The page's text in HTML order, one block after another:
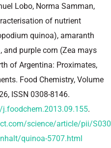
Lobo, Norma Samman,
of nutrient
quinoa), amaranth
and purple corn (Zea mays
of Argentina: Proximates,
Food Chemistry, Volume
ISSN 0308-8146.
.
science/article/pii/
quinoa-5707.html